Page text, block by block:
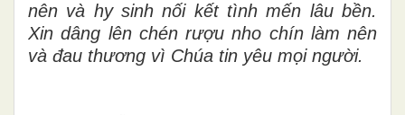
nên và hy sinh nối kết tình mến lâu bền.
Xin dâng lên chén rượu nho chín làm nên
và đau thương vì Chúa tin yêu mọi người.